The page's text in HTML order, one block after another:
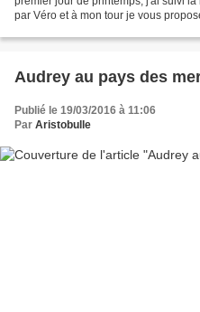
par Véro et à mon tour je vous
Audrey au pays des
Publié le 19/03/2016 à 11:06
Par Aristobulle